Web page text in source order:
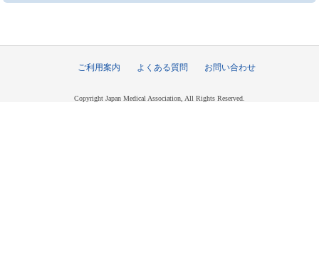
ご利用案内 よくある質問 お問い合わせ
Copyright Japan Medical Association, All Rights Reserved.